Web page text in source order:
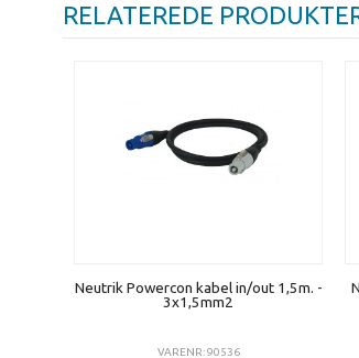
RELATEREDE
Neutrik Powercon kabel in/out 1,5m. -
3x1,5mm2
VARENR: 90536